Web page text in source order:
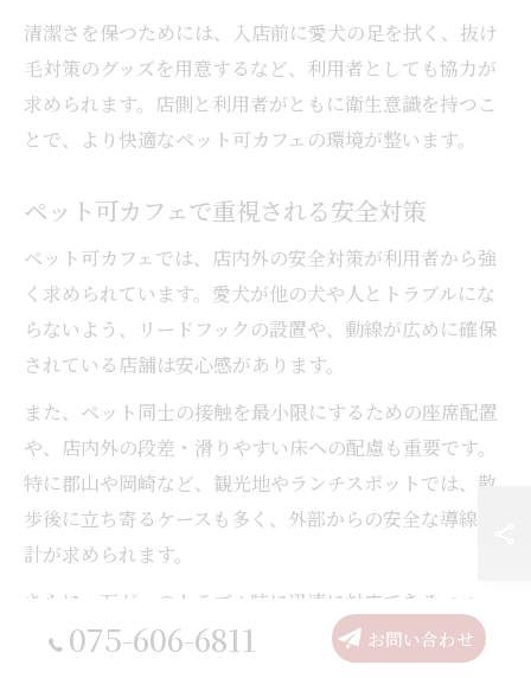
清潔さを保つためには、入店前に愛犬の足を拭く、抜け
毛対策のグッズを用意するなど、利用者としても協力が
求められます。店側と利用者がともに衛生意識を持つこ
とで、より快適なペット可カフェの環境が整います。
ペット可カフェで重視される安全対策
ペット可カフェでは、店内外の安全対策が利用者から強
く求められています。愛犬が他の犬や人とトラブルにな
らないよう、リードフックの設置や、動線が広めに確保
されている店舗は安心感があります。
また、ペット同士の接触を最小限にするための座席配置
や、店内外の段差・滑りやすい床への配慮も重要です。
特に郡山や岡崎など、観光地やランチスポットでは、散
歩後に立ち寄るケースも多く、外部からの安全な導線設
計が求められます。
さらに、万が一のトラブル時に迅速に対応できるマニュ
アルや、スタッフが応急処置の知識を持っていると、よ
075-606-6811 お問い合わせ